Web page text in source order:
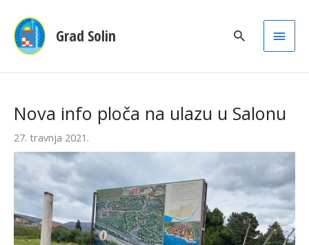
Grad Solin
Main
Nova info ploča na ulazu u Salonu
27. travnja 2021.